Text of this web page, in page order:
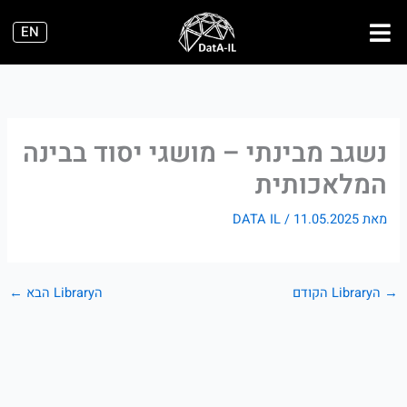
לתוכן
EN
נשגב מבינתי – מושגי יסוד בבינה
המלאכותית
מאת DATA IL/ 11.05.2025
→ הLibrary הקודם הLibrary הבא ←